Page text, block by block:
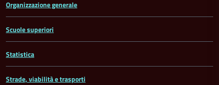
Organizzazione generale
Scuole superiori
Statistica
Strade, viabilità e trasporti